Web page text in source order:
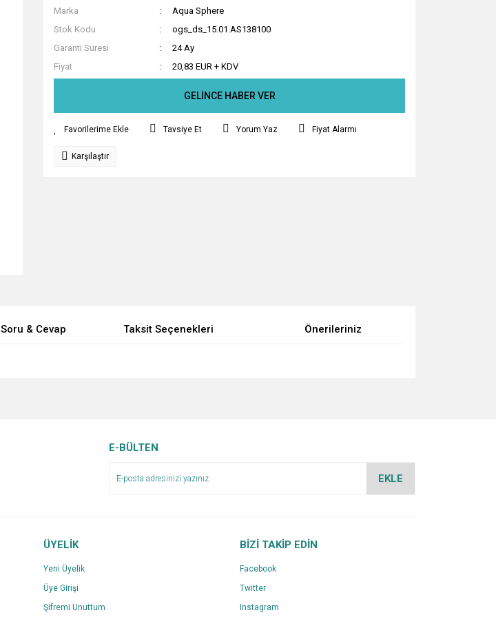
Marka
Aqua Sphere
Stok Kodu
ogs_ds_15.01.AS138100
Garanti Süresi
24 Ay
Fiyat
20,83 EUR + KDV
GELİNCE HABER VER
Tavsiye Et Yorum Yaz Fiyat Alarmı
Karşılaştır
Soru & Cevap Taksit Seçenekleri Önerileriniz
E-BÜLTEN
EKLE
ÜYELİK
Yeni Üyelik
Üye Girişi
Şifremi Unuttum
BİZİ TAKİP EDİN
Facebook
Twitter
Instagram